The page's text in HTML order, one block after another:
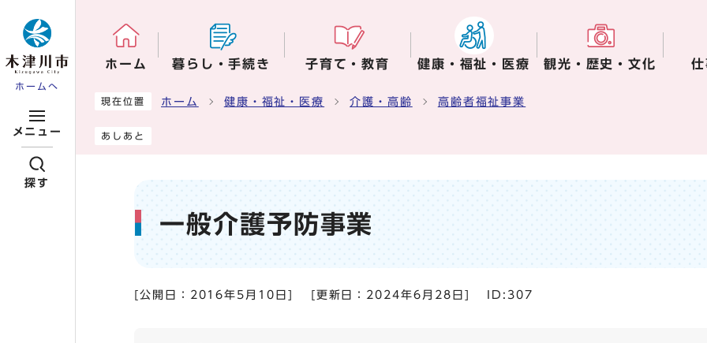
ホームへ
メニュー
探す
ホーム 暮らし・手続き 子育て・教育 健康・福祉・医療 観光・歴史・文化
ここから本文です
現在位置 ホーム 健康・福祉・医療 介護・高齢 高齢者福祉事業
あしあと
一般介護予防事業
[公開日： 2016年5月10日 [更新日： 2024年6月28日 ID:307